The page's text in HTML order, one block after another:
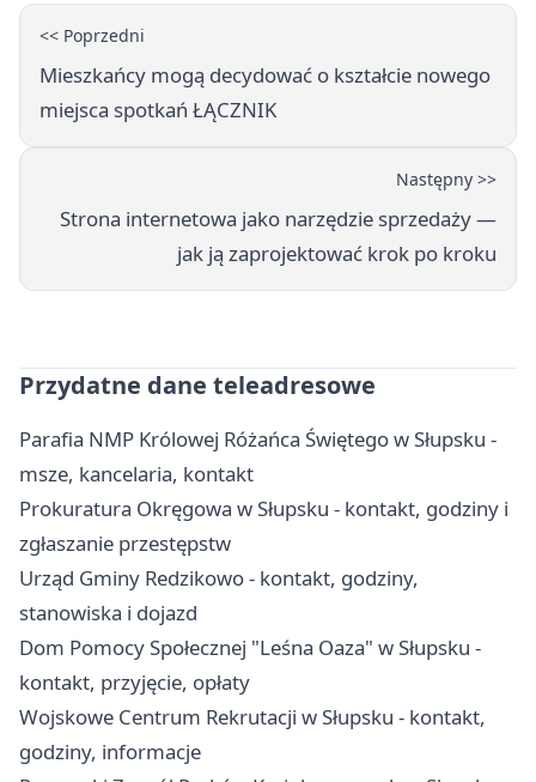
<< Poprzedni
Mieszkańcy mogą decydować o kształcie nowego
miejsca spotkań ŁĄCZNIK
Następny >>
Strona internetowa jako narzędzie sprzedaży —
jak ją zaprojektować krok po kroku
Przydatne dane teleadresowe
Parafia NMP Królowej Różańca Świętego w Słupsku -
msze, kancelaria, kontakt
Prokuratura Okręgowa w Słupsku - kontakt, godziny i
zgłaszanie przestępstw
Urząd Gminy Redzikowo - kontakt, godziny,
stanowiska i dojazd
Dom Pomocy Społecznej "Leśna Oaza" w Słupsku -
kontakt, przyjęcie, opłaty
Wojskowe Centrum Rekrutacji w Słupsku - kontakt,
godziny, informacje